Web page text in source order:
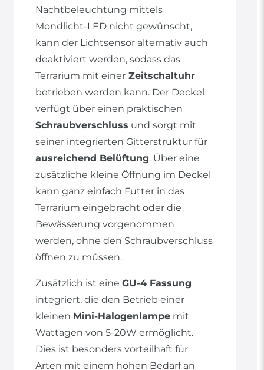
Nachtbeleuchtung mittels
Mondlicht-LED nicht gewünscht,
kann der Lichtsensor alternativ auch
deaktiviert werden, sodass das
Terrarium mit einer Zeitschaltuhr
betrieben werden kann. Der Deckel
verfügt über einen praktischen
Schraubverschluss und sorgt mit
seiner integrierten Gitterstruktur für
ausreichend Belüftung. Über eine
zusätzliche kleine Öffnung im Deckel
kann ganz einfach Futter in das
Terrarium eingebracht oder die
Bewässerung vorgenommen
werden, ohne den Schraubverschluss
öffnen zu müssen.
Zusätzlich ist eine GU-4 Fassung
integriert, die den Betrieb einer
kleinen Mini-Halogenlampe mit
Wattagen von 5-20W ermöglicht.
Dies ist besonders vorteilhaft für
Arten mit einem hohen Bedarf an